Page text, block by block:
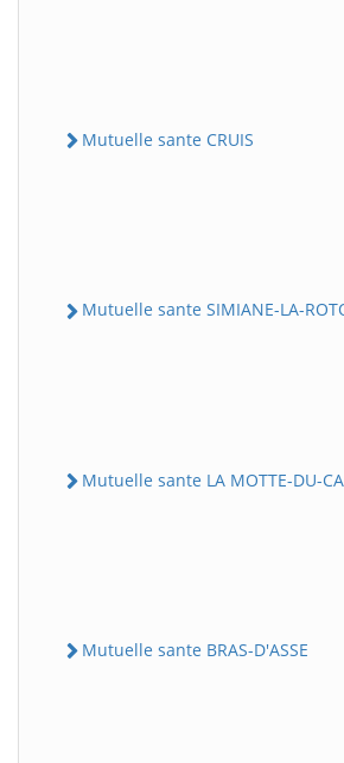
Mutuelle sante CRUIS
Mutuelle sante SIMIANE-LA-
Mutuelle sante LA MOTTE-DU-
Mutuelle sante BRAS-D'ASSE